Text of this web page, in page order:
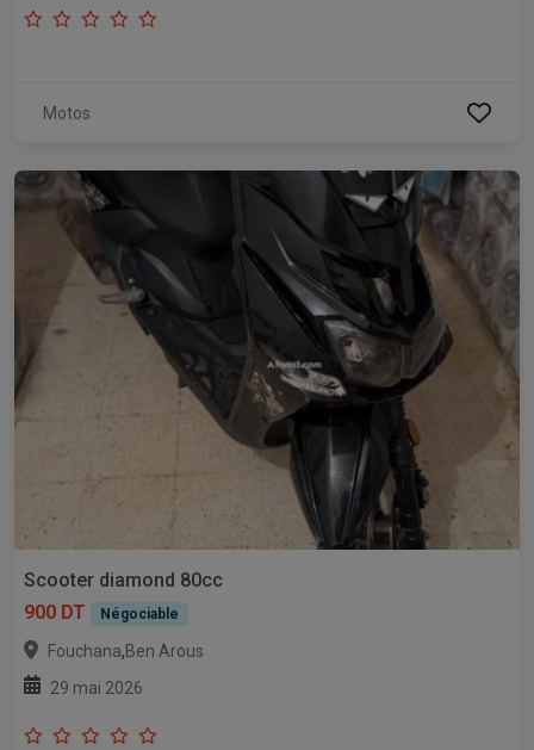
Motos
Scooter diamond 80cc
900 DT
Négociable
Fouchana,Ben Arous
29 mai 2026